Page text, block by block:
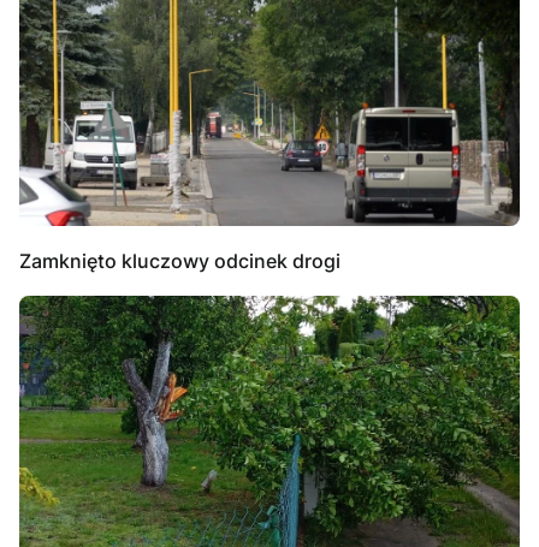
Zamknięto kluczowy odcinek drogi